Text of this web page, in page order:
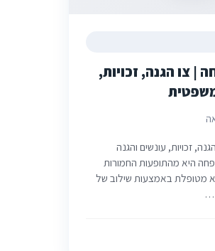
| צו הגנה, זכויות,
זכויות, עונשים והגנה
היא מהתופעות החמורות
מטופלת באמצעות שילוב של